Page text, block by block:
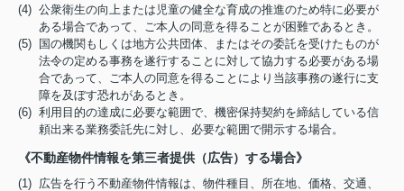
(4) 公衆衛生の向上または児童の健全な育成の推進のため特に必要が
ある場合であって、ご本人の同意を得ることが困難であるとき。
(5) 国の機関もしくは地方公共団体、またはその委託を受けたものが
法令の定める事務を遂行することに対して協力する必要がある場
合であって、ご本人の同意を得ることにより当該事務の遂行に支
障を及ぼす恐れがあるとき。
(6) 利用目的の達成に必要な範囲で、機密保持契約を締結している信
頼出来る業務委託先に対し、必要な範囲で開示する場合。
《不動産物件情報を第三者提供（広告）する場合》
(1) 広告を行う不動産物件情報は、物件種目、所在地、価格、交通、